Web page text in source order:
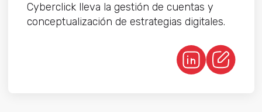
Cyberclick lleva la gestión de cuentas y
conceptualización de estrategias digitales.